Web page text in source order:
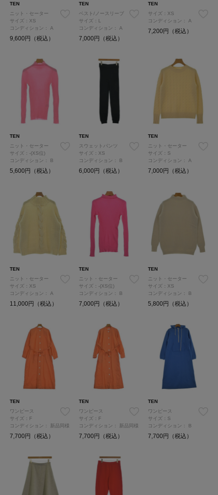
TEN
ニット・セーター
サイズ：XS
コンディション： A
9,600円（税込）
TEN
ベスト/ノースリーブ
サイズ：L
コンディション：
A
7,000円（税込）
TEN
サイズ：XS
コンディション：
A
7,200円（税込）
TEN
ニット・セーター
サイズ：-(XS位)
コンディション： B
5,600円（税込）
TEN
スウェットパンツ
サイズ：XS
コンディション：
B
6,000円（税込）
TEN
ニット・セーター
サイズ：S
コンディション：
A
7,000円（税込）
TEN
ニット・セーター
サイズ：XS
コンディション： A
11,000円（税込）
TEN
ニット・セーター
サイズ：-(XS位)
コンディション：
B
7,000円（税込）
TEN
ニット・セーター
サイズ：XS
コンディション：
B
5,800円（税込）
TEN
ワンピース
サイズ：F
コンディション：
新品同様
7,700円（税込）
TEN
ワンピース
サイズ：F
コンディション：
新品同様
7,700円（税込）
TEN
ワンピース
サイズ：S
コンディション：
B
7,700円（税込）